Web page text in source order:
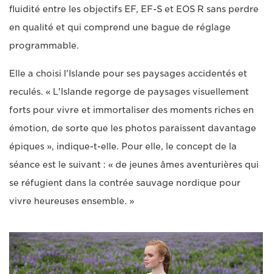
fluidité entre les objectifs EF, EF-S et EOS R sans perdre
en qualité et qui comprend une bague de réglage
programmable.
Elle a choisi l'Islande pour ses paysages accidentés et
reculés. « L'Islande regorge de paysages visuellement
forts pour vivre et immortaliser des moments riches en
émotion, de sorte que les photos paraissent davantage
épiques », indique-t-elle. Pour elle, le concept de la
séance est le suivant : « de jeunes âmes aventurières qui
se réfugient dans la contrée sauvage nordique pour
vivre heureuses ensemble. »